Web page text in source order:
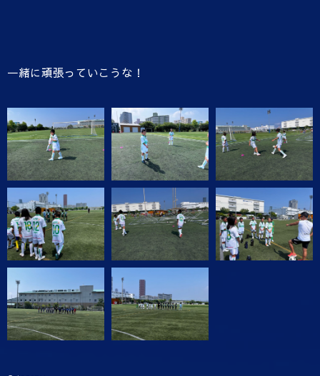
一緒に頑張っていこうな！